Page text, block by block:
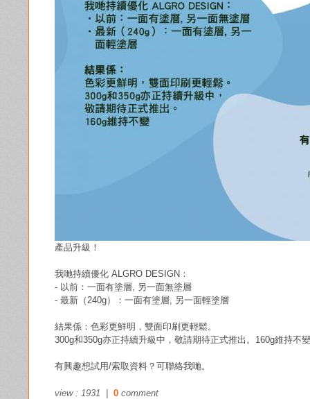
產品升級！
我哋持續優化 ALGRO DESIGN：
- 以前：一面有塗層, 另一面無塗層
- 最新（240g）：一面有塗層, 另一面輕塗層
結果係：色彩更鮮明，雙面印刷更輕鬆。
300g和350g亦正持續升級中，敬請期待正式推出。160g維持不變
有興趣想試用/索取資料？可聯絡我哋。
view : 1931 | 0 comment